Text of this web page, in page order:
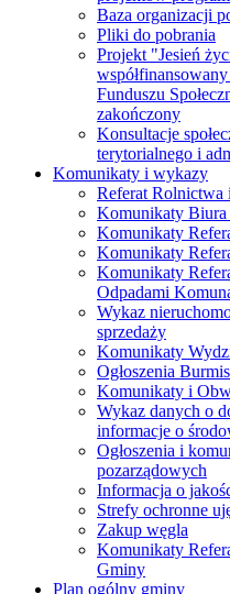
Baza organizacji
Pliki do pobrania
Projekt "Jesień
Funduszu
zakończony
Konsultacje
terytorialnego i
Komunikaty i wykazy
Referat Rolnictwa
Komunikaty
Komunikaty
Komunikaty
Komunikaty
Odpadami
Wykaz
sprzedaży
Komunikaty
Ogłoszenia
Komunikaty i
Wykaz danych o
informacje o
Ogłoszenia i
pozarządowych
Informacja o
Strefy ochronne
Zakup węgla
Komunikaty
Gminy
Plan ogólny gminy